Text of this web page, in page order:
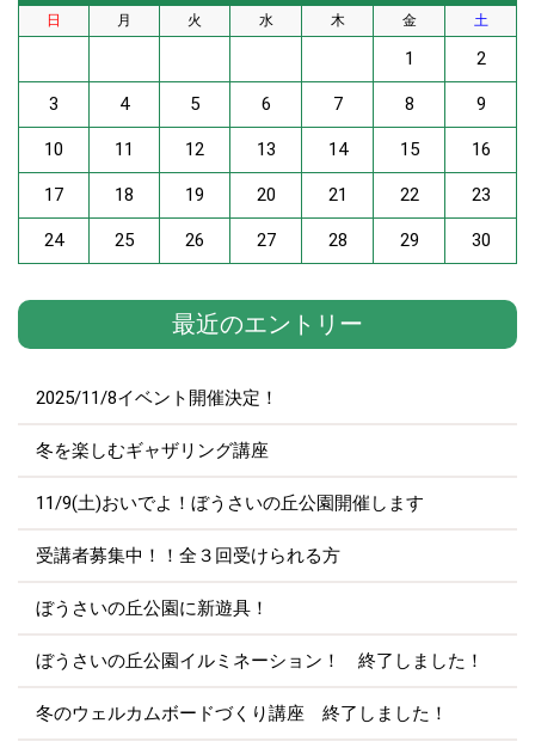
日 月 火 水 木 金 土
1 2
3 4 5 6 7 8 9
10 11 12 13 14 15 16
17 18 19 20 21 22 23
24 25 26 27 28 29 30
最近のエントリー
2025/11/8イベント開催決定！
冬を楽しむギャザリング講座
11/9(土)おいでよ！ぼうさいの丘公園開催します
受講者募集中！！全３回受けられる方
ぼうさいの丘公園に新遊具！
ぼうさいの丘公園イルミネーション！ 終了しました！
冬のウェルカムボードづくり講座 終了しました！